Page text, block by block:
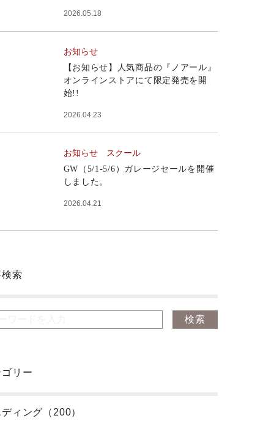
2026.05.18
お知らせ
【お知らせ】人気商品の『ノアール』
オンラインストアにて限定発売を開
始!!
2026.04.23
お知らせ スクール
GW（5/1-5/6）ガレージセールを開催
しました。
2026.04.21
索
リー
ィング（200）